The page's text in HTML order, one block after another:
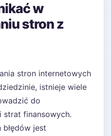
w
stron z
stron internetowych
istnieje wiele
do
strat finansowych.
jest